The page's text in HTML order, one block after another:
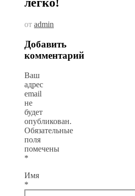
легко!
от admin
Добавить
комментарий
Ваш
адрес
email
не
будет
опубликован.
Обязательные
поля
помечены
*
Имя
*